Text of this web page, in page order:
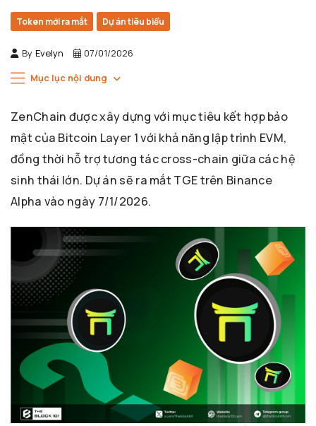
Token mới ra mắt Dự án tiêu biểu
By Evelyn 07/01/2026
Mục lục nội dung
ZenChain được xây dựng với mục tiêu kết hợp bảo
mật của Bitcoin Layer 1 với khả năng lập trình EVM,
đồng thời hỗ trợ tương tác cross-chain giữa các hệ
sinh thái lớn. Dự án sẽ ra mắt TGE trên Binance
Alpha vào ngày 7/1/2026.